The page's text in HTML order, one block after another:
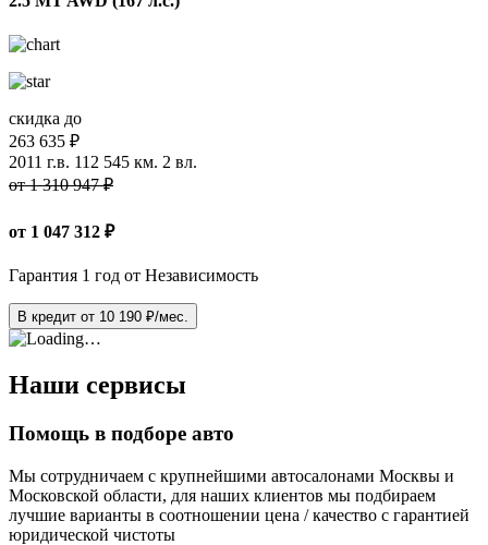
скидка до
263 635 ₽
2011 г.в. 112 545 км. 2 вл.
от 1 310 947 ₽
от 1 047 312 ₽
Гарантия 1 год от Независимость
В кредит от 10 190 ₽/мес.
Наши сервисы
Помощь в подборе авто
Мы сотрудничаем с крупнейшими автосалонами Москвы и
Московской области, для наших клиентов мы подбираем
лучшие варианты в соотношении цена / качество с гарантией
юридической чистоты